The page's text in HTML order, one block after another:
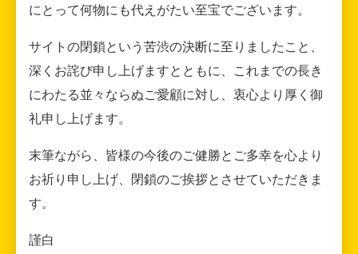
にとって何物にも代えがたい至宝でございます。
サイトの閉鎖という苦渋の決断に至りましたこと、
深くお詫び申し上げますとともに、これまでの長き
にわたる並々ならぬご愛顧に対し、衷心より厚く御
礼申し上げます。
末筆ながら、皆様の今後のご健勝とご多幸を心より
お祈り申し上げ、閉鎖のご挨拶とさせていただきま
す。
謹白